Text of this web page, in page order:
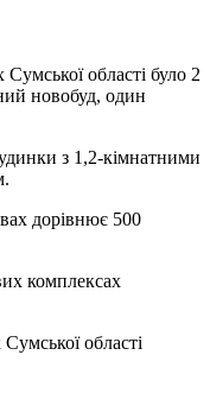
області було 2
новобуд, один
з 1,2-кімнатними
дорівнює 500
комплексах
області